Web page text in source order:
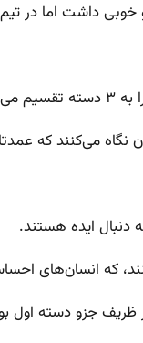
داشت اما در
ظریف جزو دسته